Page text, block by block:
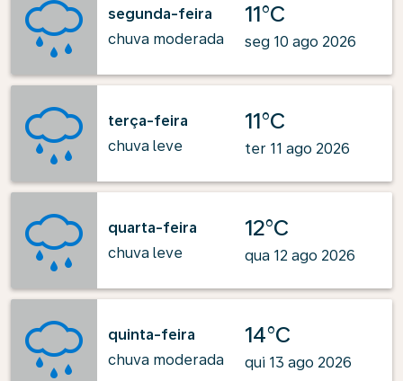
segunda-feira
chuva moderada
11°C
seg 10 ago 2026
terça-feira
chuva leve
11°C
ter 11 ago 2026
quarta-feira
chuva leve
12°C
qua 12 ago 2026
quinta-feira
chuva moderada
14°C
qui 13 ago 2026